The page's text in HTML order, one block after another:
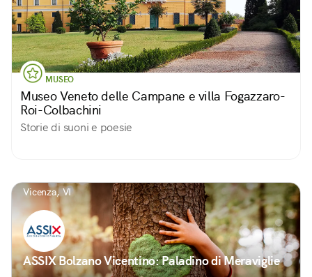
MUSEO
Museo Veneto delle Campane e villa Fogazzaro-
Roi-Colbachini
Storie di suoni e poesie
Vicenza, VI
ASSIX Bolzano Vicentino: Paladino di Meraviglie